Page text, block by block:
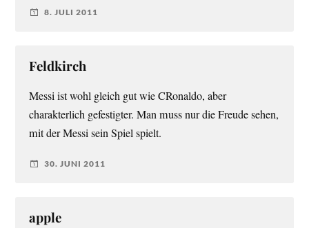
8. JULI 2011
Feldkirch
Messi ist wohl gleich gut wie CRonaldo, aber
charakterlich gefestigter. Man muss nur die Freude sehen,
mit der Messi sein Spiel spielt.
30. JUNI 2011
apple